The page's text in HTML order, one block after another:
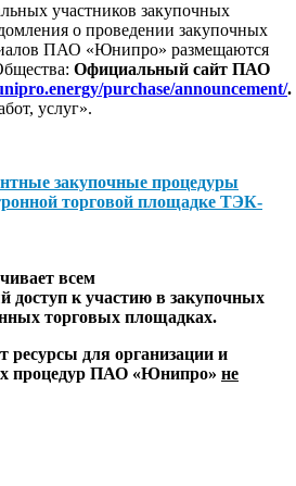
участников закупочных
о проведении закупочных
ПАО «Юнипро» размещаются
Официальный сайт ПАО
purchase/announcement/.
услуг».
закупочные процедуры
торговой площадке ТЭК-
всем
доступ к участию в закупочных
торговых площадках.
ресурсы для организации и
процедур ПАО «Юнипро» не